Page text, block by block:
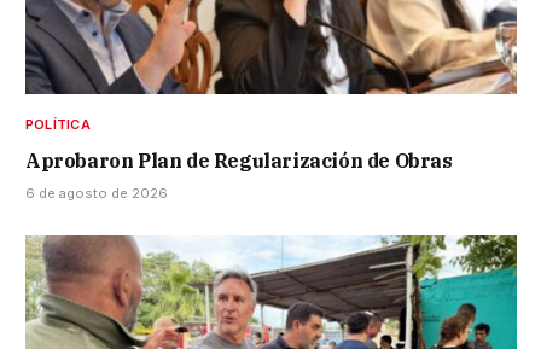
POLÍTICA
Aprobaron Plan de Regularización de Obras
6 de agosto de 2026